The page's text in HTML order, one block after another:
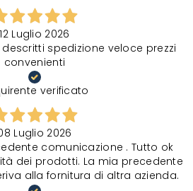
12 Luglio 2026
spedizione veloce prezzi
convenienti
verificato
Luglio 2026
comunicazione . Tutto ok
dei prodotti. La mia precedente
alla fornitura di altra azienda.